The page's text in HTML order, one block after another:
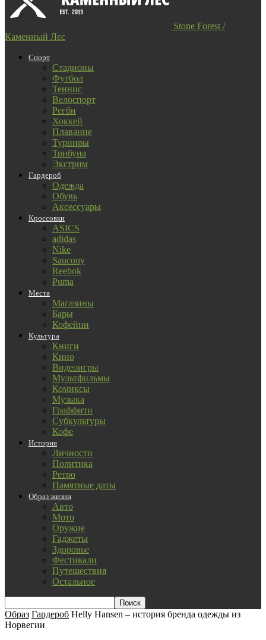
Stone Forest /
Каменный Лес
Спорт
Стадионы
Футбол
Теннис
Велоспорт
Регби
Хоккей
Плавание
Турниры
Трибуна
Экстрим
Гардероб
Одежда
Обувь
Аксессуары
Кроссовки
ASICS
adidas
Nike
Saucony
Reebok
Puma
Места
Магазины
Бары
Кофейни
Культура
Книги
Кино
Видеоигры
Мультфильмы
Комиксы
Музыка
Граффити
Субкультуры
Кофе
История
Личности
Политика
Ретро
Памятные даты
Образ жизни
Авто
Мото
Оружие
Гаджеты
Здоровье
Фестивали
Путешествия
Остальное
Образ Гардероб Helly Hansen – история бренда одежды из
Норвегии